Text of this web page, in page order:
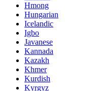
Hmong
Hungarian
Icelandic
Igbo
Javanese
Kannada
Kazakh
Khmer
Kurdish
Kyrgyz